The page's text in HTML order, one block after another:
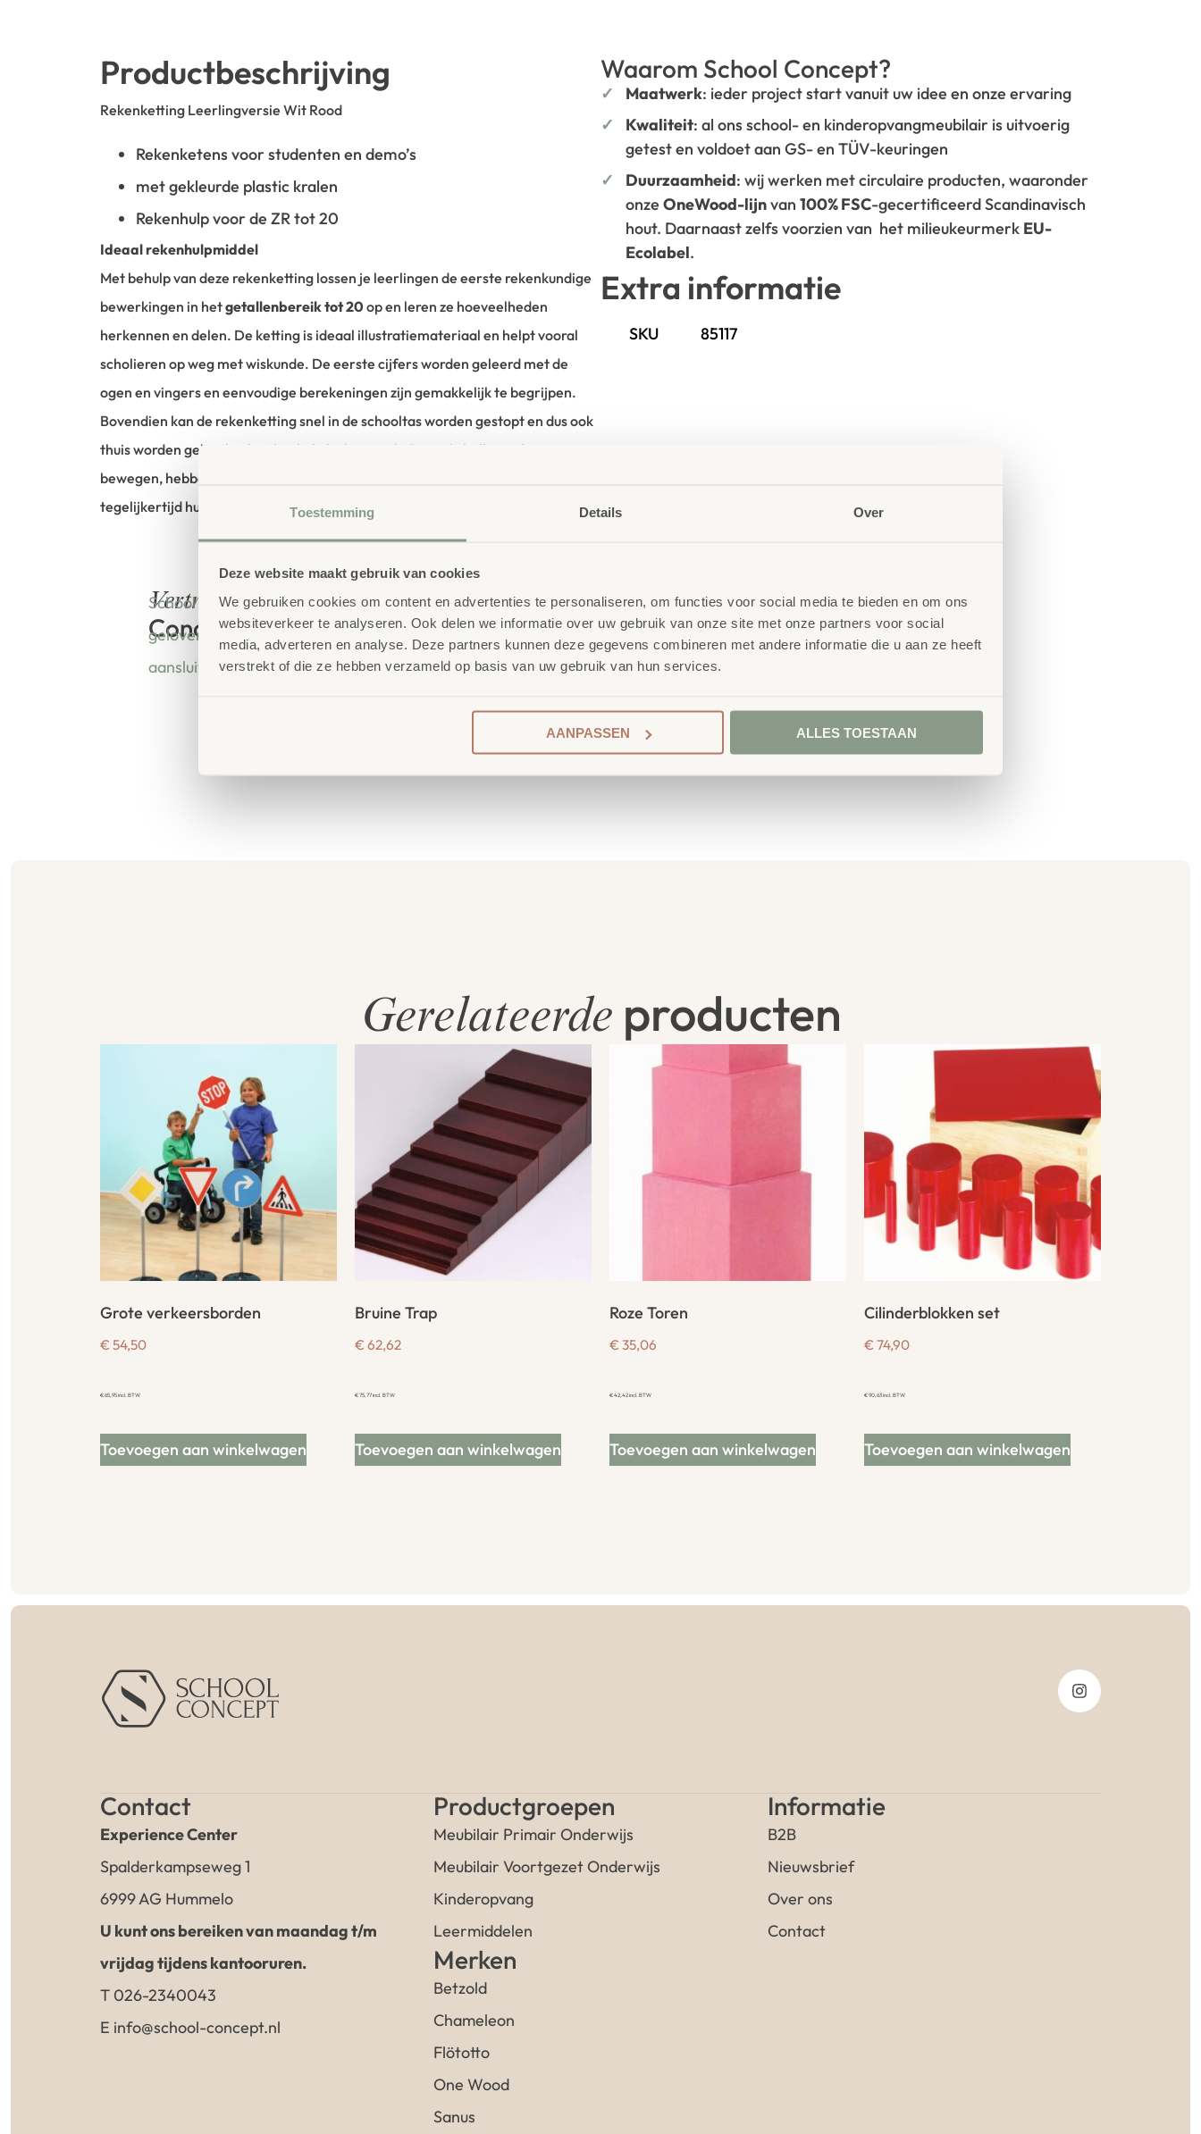
Toestemming Details Over
Deze website maakt gebruik van cookies
We gebruiken cookies om content en advertenties te personaliseren, om functies voor social media te bieden en om ons
websiteverkeer te analyseren. Ook delen we informatie over uw gebruik van onze site met onze partners voor social
media, adverteren en analyse. Deze partners kunnen deze gegevens combineren met andere informatie die u aan ze heeft
verstrekt of die ze hebben verzameld op basis van uw gebruik van hun services.
AANPASSEN ALLES TOESTAAN
Productbeschrijving
Rekenketting Leerlingversie Wit Rood
Rekenketens voor studenten en demo’s
met gekleurde plastic kralen
Rekenhulp voor de ZR tot 20
Ideaal rekenhulpmiddel
Met behulp van deze rekenketting lossen je leerlingen de eerste rekenkundige
bewerkingen in hetgetallenbereik tot 20 op en leren ze hoeveelheden
herkennen en delen. De ketting is ideaal illustratiemateriaal en helpt vooral
scholieren op weg met wiskunde. De eerste cijfers worden geleerd met de
ogen en vingers en eenvoudige berekeningen zijn gemakkelijk te begrijpen.
Bovendien kan de rekenketting snel in de schooltas worden gestopt en dus ook
thuis worden gebruikt als rekenhulp bij huiswerk. Door de ballen te laten
bewegen, hebben de kinderen meer plezier met rekenen en trainen ze
tegelijkertijd hun fijne motoriek.
Vertrouwdbestellen bij School
Concept
School Concept is de specialist in onderwijsmeubilair. Wij
geloven dat een leeromgeving inspireert wanneer deze
aansluit bij de behoeften van kinderen én leerkrachten.
Waarom School Concept?
Maatwerk: ieder project start vanuit uw idee en onze ervaring
Kwaliteit: al ons school- en kinderopvangmeubilair is uitvoerig
getest en voldoet aan GS- en TÜV-keuringen
Duurzaamheid: wij werken met circulaire producten, waaronder
onze OneWood-lijnvan 100% FSC-gecertificeerd Scandinavisch
hout. Daarnaast zelfs voorzien van het milieukeurmerk EU-
Ecolabel.
Extra informatie
SKU 85117
Gerelateerde producten
Grote verkeersborden
€ 54,50
€65,95incl. BTW
Toevoegen aan winkelwagen
Bruine Trap
€ 62,62
€75,77incl. BTW
Toevoegen aan winkelwagen
Roze Toren
€ 35,06
€42,42incl. BTW
Toevoegen aan winkelwagen
Cilinderblokken set
€ 74,90
€90,63incl. BTW
Toevoegen aan winkelwagen
Contact
Experience Center
Spalderkampseweg 1
6999 AG Hummelo
U kunt ons bereiken van maandag t/m
vrijdag tijdens kantooruren.
T 026-2340043
E info@school-concept.nl
Productgroepen
Meubilair Primair Onderwijs
Meubilair Voortgezet Onderwijs
Kinderopvang
Leermiddelen
Merken
Betzold
Chameleon
Flötotto
One Wood
Sanus
Informatie
B2B
Nieuwsbrief
Over ons
Contact